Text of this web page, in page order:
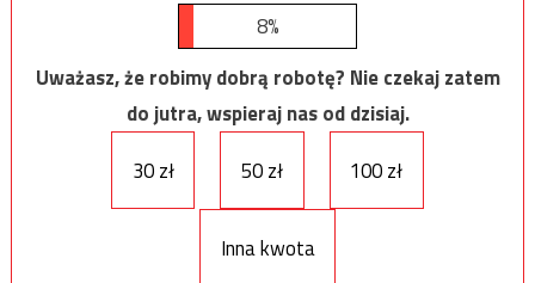
8%
Uważasz, że robimy dobrą robotę? Nie czekaj zatem
do jutra, wspieraj nas od dzisiaj.
30 zł
50 zł 100 zł
Inna kwota